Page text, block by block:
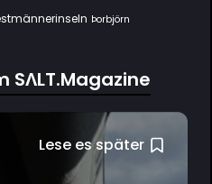
Þorbjörn
SΛLT.Magazine
Lese es später